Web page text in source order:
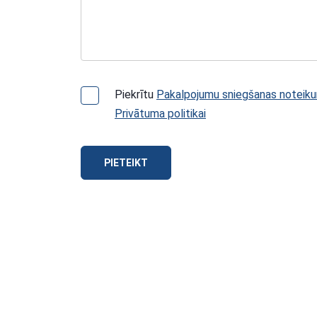
Piekrītu Pakalpojumu sniegšanas
Privātuma politikai
PIETEIKT